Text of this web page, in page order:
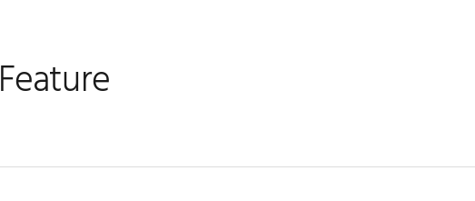
PORTFOLIO –
Feature